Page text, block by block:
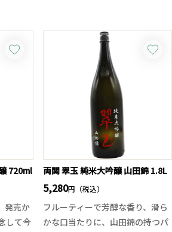
す。
の手
頂い
い酸味
ルコ
酒が
わい
で楽
トや
ート
なる、
ルで
島酵母2号で仕込み、二次醪を通
常より長く発酵させて常圧蒸留。
無濾過原酒ならではの力強さの中
に、熟した果実や蜜を思わせる華
やかな香りと、濃密でふくらみの
ある芋の旨みが幾重にも重なりま
アルコール度数37度台ならではの
豊かな飲み応えでありながら、後
味は驚くほど滑らか。ロックでは
凝縮した香りと厚みを、水割りで
はやわらかな甘みと複雑な余韻を
存分に楽しめる、その年だけの特
別な限定原酒です。
720ml
発売か
して今
両関 翠玉 純米大吟醸 山田錦 1.8L
5,280円（税込）
フルーティーで芳醇な香り、滑ら
かな口当たりに、山田錦の持つパ